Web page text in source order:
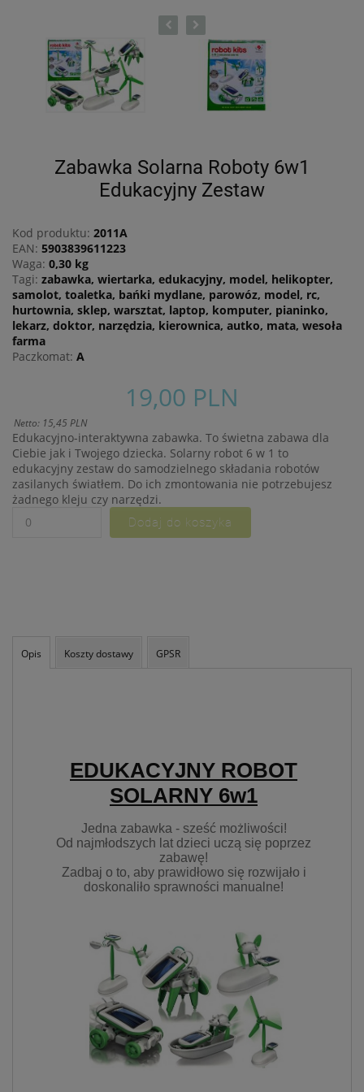
Zabawka Solarna Roboty 6w1
Edukacyjny Zestaw
Kod produktu: 2011A
EAN: 5903839611223
Waga: 0,30 kg
Tagi: zabawka, wiertarka, edukacyjny, model, helikopter,
samolot, toaletka, bańki mydlane, parowóz, model, rc,
hurtownia, sklep, warsztat, laptop, komputer, pianinko,
lekarz, doktor, narzędzia, kierownica, autko, mata, wesoła
farma
Paczkomat: A
19,00 PLN
Netto: 15,45 PLN
Edukacyjno-interaktywna zabawka. To świetna zabawa dla
Ciebie jak i Twojego dziecka. Solarny robot 6 w 1 to
edukacyjny zestaw do samodzielnego składania robotów
zasilanych światłem. Do ich zmontowania nie potrzebujesz
żadnego kleju czy narzędzi.
Opis Koszty dostawy GPSR
EDUKACYJNY ROBOT
SOLARNY 6w1
Jedna zabawka - sześć możliwości!
Od najmłodszych lat dzieci uczą się poprzez
zabawę!
Zadbaj o to, aby prawidłowo się rozwijało i
doskonaliło sprawności manualne!
uprawnienia.
Działania DK INVESTMENT
GROUP sp. z o.o. związane z
gromadzeniem i
przetwarzaniem wszelkich
danych są ukierunkowane
legalności przetwarzania na
poziomie odpowiednim do
obowiązującego w Polsce
osobowych, w tym
Rozporządzenia Parlamentu
2016/679 z dnia 27 kwietnia
2016 r. w sprawie ochrony
osób fizycznych w związku z
przetwarzaniem danych
uchylenia dyrektywy
95/46/WE – czyli tzw. RODO.
ramach naszych serwisów
mogą zostać zamieszczone
również zewnętrzne linki
umożliwiające bezpośrednie
dotarcie do innych stron
internetowych bądź też
podczas korzystania z
naszych serwisów w
funkcjonalności (np.
Facebook, LinkedIn,
prowadzoną przez
dostawców politykę
prywatności oraz
plików Cookies.
Wszelkie pytania oraz
zgłoszenia możesz kierować
od wyznaczonego
marketing@kecja.pl
lub nr
telefonu
+48 693 713 987.